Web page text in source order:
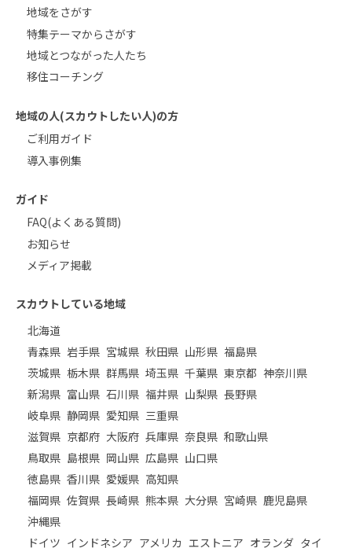
地域をさがす
特集テーマからさがす
地域とつながった人たち
移住コーチング
地域の人(スカウトしたい人)の方
ご利用ガイド
導入事例集
ガイド
FAQ(よくある質問)
お知らせ
メディア掲載
スカウトしている地域
北海道
青森県 岩手県 宮城県 秋田県 山形県 福島県
茨城県 栃木県 群馬県 埼玉県 千葉県 東京都 神奈川県
新潟県 富山県 石川県 福井県 山梨県 長野県
岐阜県 静岡県 愛知県 三重県
滋賀県 京都府 大阪府 兵庫県 奈良県 和歌山県
鳥取県 島根県 岡山県 広島県 山口県
徳島県 香川県 愛媛県 高知県
福岡県 佐賀県 長崎県 熊本県 大分県 宮崎県 鹿児島県
沖縄県
ドイツ インドネシア アメリカ エストニア オランダ タイ